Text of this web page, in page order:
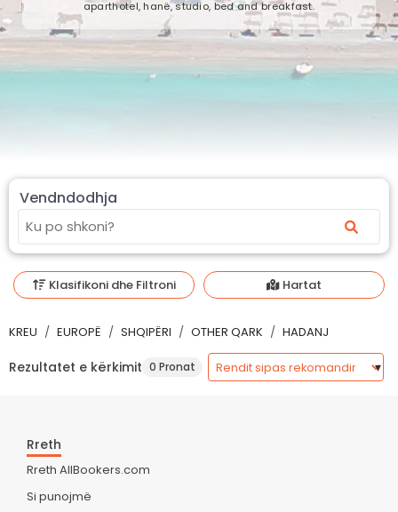
aparthotel, hanë, studio, bed and breakfast.
Vendndodhja
Klasifikoni dhe Filtroni Hartat
KREU EUROPË SHQIPËRI OTHER QARK HADANJ
Rezultatet e kërkimit 0 Pronat
Rreth
Rreth AllBookers.com
Si punojmë